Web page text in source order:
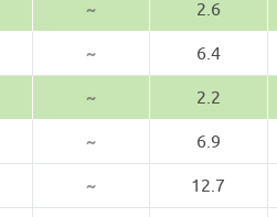
~ 2.6
~ 6.4
~ 2.2
~ 6.9
~ 12.7